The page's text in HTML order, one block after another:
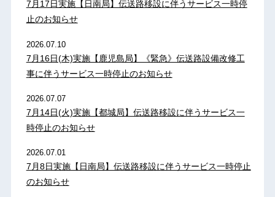
7月17日実施【日南局】伝送路移設に伴うサービス一時停
止のお知らせ
2026.07.10
7月16日(木)実施【鹿児島局】《緊急》伝送路設備改修工
事に伴うサービス一時停止のお知らせ
2026.07.07
7月14日(火)実施【都城局】伝送路移設に伴うサービス一
時停止のお知らせ
2026.07.01
7月8日実施【日南局】伝送路移設に伴うサービス一時停止
のお知らせ